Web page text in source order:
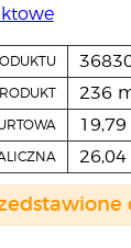
236